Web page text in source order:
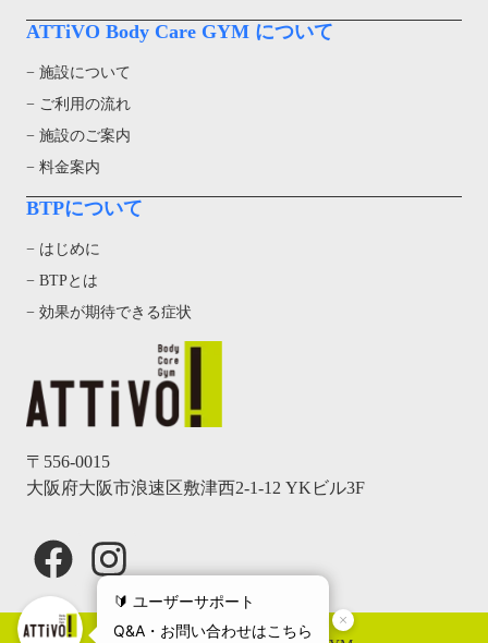
〒556-0015
大阪府大阪市浪速区敷津西2-1-12 YKビル3F
Facebook
Instagram
ATTiVO Body Care GYM について
− 施設について
− ご利用の流れ
− 施設のご案内
− 料金案内
BTPについて
− はじめに
− BTPとは
− 効果が期待できる症状